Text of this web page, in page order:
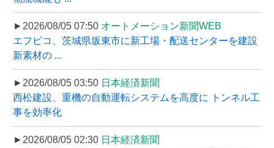
►2026/08/05 07:50 オートメーション新聞WEB
エフピコ、茨城県坂東市に新工場・配送センターを建設
新素材の ...
►2026/08/05 03:50 日本経済新聞
西松建設、重機の自動運転システムを高度に トンネル工
事を効率化
►2026/08/05 02:30 日本経済新聞